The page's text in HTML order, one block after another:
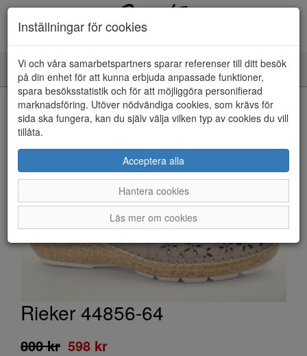
Toggle
navigation
HEM
Rieker 44856-64
800 kr 598 kr
Inställningar för cookies
Vi och våra samarbetspartners sparar referenser till ditt besök
på din enhet för att kunna erbjuda anpassade funktioner,
spara besöksstatistik och för att möjliggöra personifierad
marknadsföring. Utöver nödvändiga cookies, som krävs för
sida ska fungera, kan du själv välja vilken typ av cookies du vill
tillåta.
Acceptera alla
Hantera cookies
Läs mer om cookies